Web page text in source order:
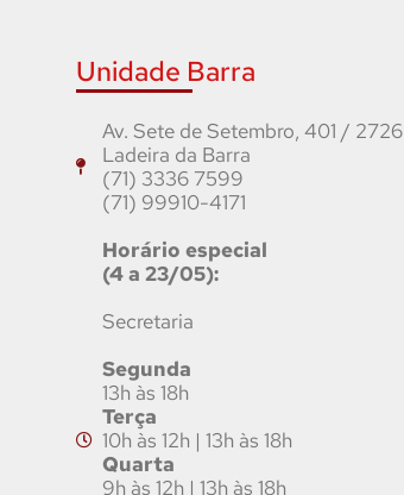
Unidade Barra
Av. Sete de Setembro, 401 / 2726
Ladeira da Barra
(71) 3336 7599
(71) 99910-4171
Horário especial
(4 a 23/05):
Secretaria
Segunda
13h às 18h
Terça
10h às 12h | 13h às 18h
Quarta
9h às 12h | 13h às 18h